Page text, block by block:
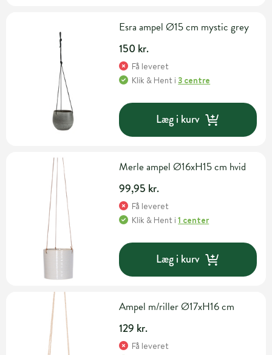
Esra ampel Ø15 cm mystic grey
150 kr.
Få leveret
Klik & Hent i3 centre
Læg i kurv
Merle ampel Ø16xH15 cm hvid
99,95 kr.
Få leveret
Klik & Hent i1 center
Læg i kurv
Ampel m/riller Ø17xH16 cm
129 kr.
Få leveret